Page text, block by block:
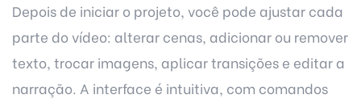
Depois de iniciar o projeto, você pode ajustar cada
parte do vídeo: alterar cenas, adicionar ou remover
texto, trocar imagens, aplicar transições e editar a
narração. A interface é intuitiva, com comandos